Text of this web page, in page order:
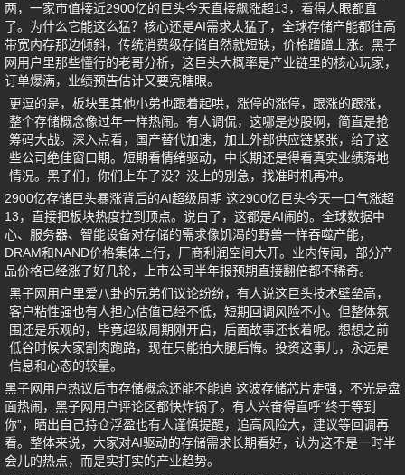
两，一家市值接近2900亿的巨头今天直接飙涨超13，看得人眼都直
了。为什么它能这么猛？核心还是AI需求太猛了，全球存储产能都往高
带宽内存那边倾斜，传统消费级存储自然就短缺，价格蹭蹭上涨。黑子
网用户里那些懂行的老哥分析，这巨头大概率是产业链里的核心玩家，
订单爆满，业绩预告估计又要亮瞎眼。
更逗的是，板块里其他小弟也跟着起哄，涨停的涨停，跟涨的跟涨，
整个存储概念像过年一样热闹。有人调侃，这哪是炒股啊，简直是抢
筹码大战。深入点看，国产替代加速，加上外部供应链紧张，给了这
些公司绝佳窗口期。短期看情绪驱动，中长期还是得看真实业绩落地
情况。黑子们，你们上车了没？没上的别急，找准时机再冲。
2900亿存储巨头暴涨背后的AI超级周期 这2900亿巨头今天一口气涨超
13，直接把板块热度拉到顶点。说白了，这都是AI闹的。全球数据中
心、服务器、智能设备对存储的需求像饥渴的野兽一样吞噬产能，
DRAM和NAND价格集体上行，厂商利润空间大开。业内传闻，部分产
品价格已经涨了好几轮，上市公司半年报预期直接翻倍都不稀奇。
黑子网用户里爱八卦的兄弟们议论纷纷，有人说这巨头技术壁垒高，
客户粘性强也有人担心估值已经不低，短期回调风险不小。但整体氛
围还是乐观的，毕竟超级周期刚开启，后面故事还长着呢。想想之前
低谷时候大家割肉跑路，现在只能拍大腿后悔。投资这事儿，永远是
信息和心态的较量。
黑子网用户热议后市存储概念还能不能追 这波存储芯片走强，不光是盘
面热闹，黑子网用户评论区都快炸锅了。有人兴奋得直呼“终于等到
你”，晒出自己持仓浮盈也有人谨慎提醒，追高风险大，建议等回调再
看。整体来说，大家对AI驱动的存储需求长期看好，认为这不是一时半
会儿的热点，而是实打实的产业趋势。